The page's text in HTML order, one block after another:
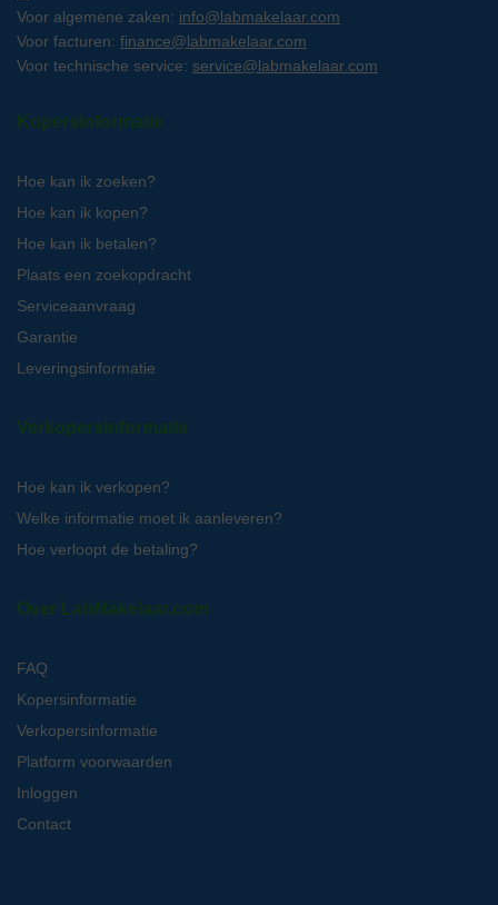
Voor algemene zaken: info@labmakelaar.com
Voor facturen: finance@labmakelaar.com
Voor technische service: service@labmakelaar.com
Kopersinformatie
Hoe kan ik zoeken?
Hoe kan ik kopen?
Hoe kan ik betalen?
Plaats een zoekopdracht
Serviceaanvraag
Garantie
Leveringsinformatie
Verkopersinformatie
Hoe kan ik verkopen?
Welke informatie moet ik aanleveren?
Hoe verloopt de betaling?
Over LabMakelaar.com
FAQ
Kopersinformatie
Verkopersinformatie
Platform voorwaarden
Inloggen
Contact